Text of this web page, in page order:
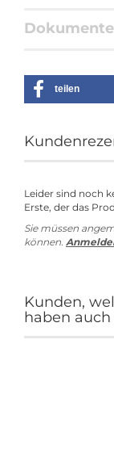
Dokumente
teilen
Leider sind noch
Erste, der das
Sie müssen
können.
Kunden,
haben